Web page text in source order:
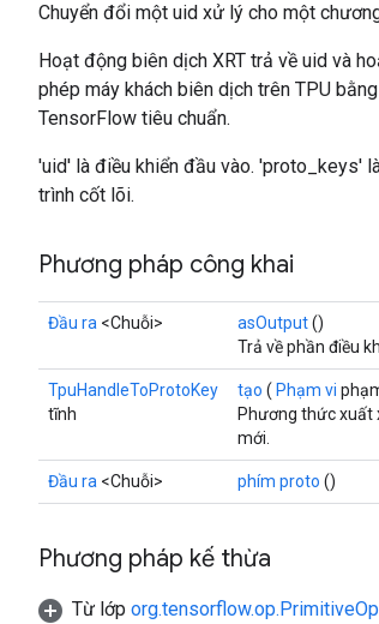
Chuyển đổi một uid xử lý cho một
Hoạt động biên dịch XRT trả về uid và
phép máy khách biên dịch trên TPU
TensorFlow tiêu chuẩn.
'uid' là điều khiển đầu vào. 'proto_keys'
trình cốt lõi.
Phương pháp công khai
Đầu ra <Chuỗi> asOutput()
Trả về phần điều
TpuHandleToProtoKey
tĩnh
tạo ( Phạm vi
Phương thức xuất
mới.
Đầu ra <Chuỗi> phím proto ()
Phương pháp kế thừa
Từ lớp org.tensorflow.op.PrimitiveOp